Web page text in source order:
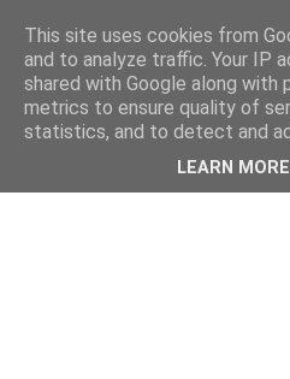
This site uses cookies from
and to analyze traffic. Your IP
shared with Google along with
metrics to ensure quality of
statistics, and to detect and
LEARN MORE